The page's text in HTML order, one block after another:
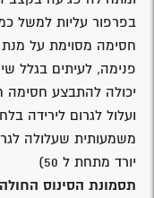
חסימה מסוימת על מנת
פנימה, לעיתים בגלל
ועלול לגרום לירידה
משמעותית שעלולה
יורד מתחת ל 50)
תסמונת הסינוס